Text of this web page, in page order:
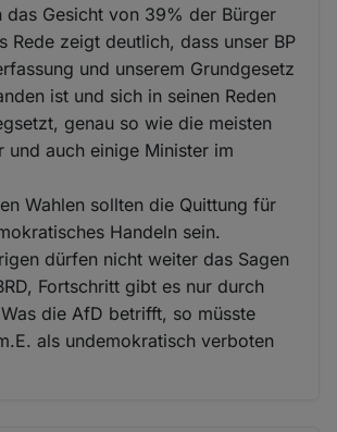
das Gesicht von 39% der Bürger
Rede zeigt deutlich, dass unser BP
und unserem Grundgesetz
ist und sich in seinen Reden
genau so wie die meisten
und auch einige Minister im
Wahlen sollten die Quittung für
Handeln sein.
dürfen nicht weiter das Sagen
Fortschritt gibt es nur durch
die AfD betrifft, so müsste
als undemokratisch verboten